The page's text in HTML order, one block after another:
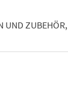
UND ZUBEHÖR,